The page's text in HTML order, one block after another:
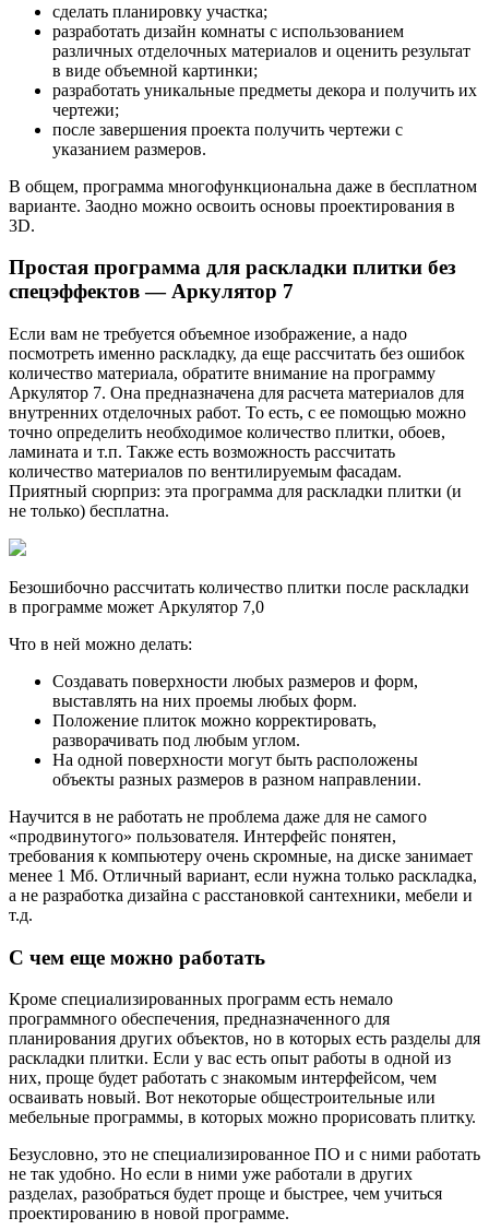
сделать планировку участка;
разработать дизайн комнаты с использованием
различных отделочных материалов и оценить результат
в виде объемной картинки;
разработать уникальные предметы декора и получить их
чертежи;
после завершения проекта получить чертежи с
указанием размеров.
В общем, программа многофункциональна даже в бесплатном
варианте. Заодно можно освоить основы проектирования в
3D.
Простая программа для раскладки плитки без
спецэффектов — Аркулятор 7
Если вам не требуется объемное изображение, а надо
посмотреть именно раскладку, да еще рассчитать без ошибок
количество материала, обратите внимание на программу
Аркулятор 7. Она предназначена для расчета материалов для
внутренних отделочных работ. То есть, с ее помощью можно
точно определить необходимое количество плитки, обоев,
ламината и т.п. Также есть возможность рассчитать
количество материалов по вентилируемым фасадам.
Приятный сюрприз: эта программа для раскладки плитки (и
не только) бесплатна.
Безошибочно рассчитать количество плитки после раскладки
в программе может Аркулятор 7,0
Что в ней можно делать:
Создавать поверхности любых размеров и форм,
выставлять на них проемы любых форм.
Положение плиток можно корректировать,
разворачивать под любым углом.
На одной поверхности могут быть расположены
объекты разных размеров в разном направлении.
Научится в не работать не проблема даже для не самого
«продвинутого» пользователя. Интерфейс понятен,
требования к компьютеру очень скромные, на диске занимает
менее 1 Мб. Отличный вариант, если нужна только раскладка,
а не разработка дизайна с расстановкой сантехники, мебели и
т.д.
С чем еще можно работать
Кроме специализированных программ есть немало
программного обеспечения, предназначенного для
планирования других объектов, но в которых есть разделы для
раскладки плитки. Если у вас есть опыт работы в одной из
них, проще будет работать с знакомым интерфейсом, чем
осваивать новый. Вот некоторые общестроительные или
мебельные программы, в которых можно прорисовать плитку.
Безусловно, это не специализированное ПО и с ними работать
не так удобно. Но если в ними уже работали в других
разделах, разобраться будет проще и быстрее, чем учиться
проектированию в новой программе.